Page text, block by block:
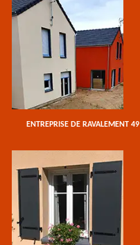
ENTREPRISE DE RAVALEMENT 49